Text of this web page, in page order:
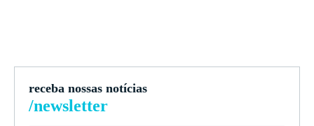
receba nossas notícias
/newsletter